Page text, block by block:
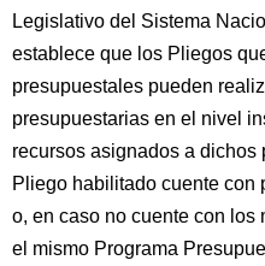
Legislativo del Sistema
establece que los Pliegos
presupuestales pueden
presupuestarias en el nivel
recursos asignados a dichos
Pliego habilitado cuente con
o, en caso no cuente con los
el mismo Programa